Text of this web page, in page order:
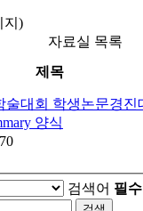
지)
자료실 목록
제목
술대회 학생논문경진
양식
검색어 필수